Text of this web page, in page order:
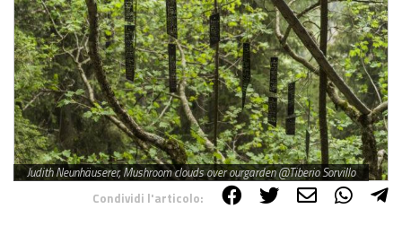
Judith Neunhäuserer, Mushroom clouds over ourgarden @Tiberio Sorvillo
Condividi l'articolo: